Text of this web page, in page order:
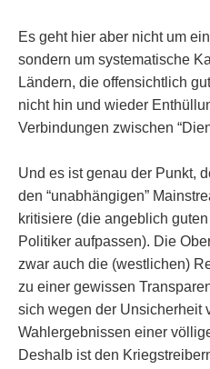
Es geht hier aber nicht um
sondern um systematische
Ländern, die offensichtlich
nicht hin und wieder
Verbindungen zwischen
Und es ist genau der Punkt,
den “unabhängigen”
kritisiere (die angeblich
Politiker aufpassen). Die
zwar auch die (westlichen)
zu einer gewissen
sich wegen der Unsicherheit
Wahlergebnissen einer
Deshalb ist den